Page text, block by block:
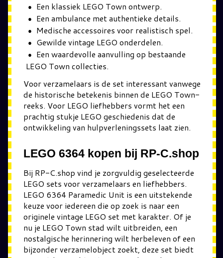
Een klassiek LEGO Town ontwerp.
Een ambulance met authentieke details.
Medische accessoires voor realistisch spel.
Gewilde vintage LEGO onderdelen.
Een waardevolle aanvulling op bestaande
LEGO Town collecties.
Voor verzamelaars is de set interessant vanwege
de historische betekenis binnen de LEGO Town-
reeks. Voor LEGO liefhebbers vormt het een
prachtig stukje LEGO geschiedenis dat de
ontwikkeling van hulpverleningssets laat zien.
LEGO 6364 kopen bij RP-C.shop
Bij RP-C.shop vind je zorgvuldig geselecteerde
LEGO sets voor verzamelaars en liefhebbers.
LEGO 6364 Paramedic Unit is een uitstekende
keuze voor iedereen die op zoek is naar een
originele vintage LEGO set met karakter. Of je
nu je LEGO Town stad wilt uitbreiden, een
nostalgische herinnering wilt herbeleven of een
bijzonder verzamelobject zoekt, deze set biedt